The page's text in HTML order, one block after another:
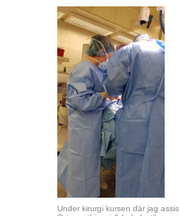
Under kirurgi kursen där jag